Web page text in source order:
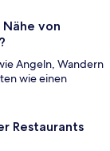
von
Angeln, Wandern
wie einen
Restaurants